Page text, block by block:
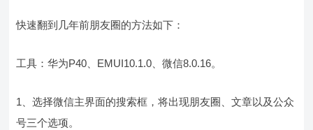
快速翻到几年前朋友圈的方法如下：
工具：华为P40、EMUI10.1.0、微信8.0.16。
1、选择微信主界面的搜索框，将出现朋友圈、文章以及公众
号三个选项。